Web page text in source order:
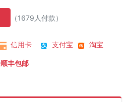
（1679人付款）
信用卡 支付宝 淘宝
顺丰包邮